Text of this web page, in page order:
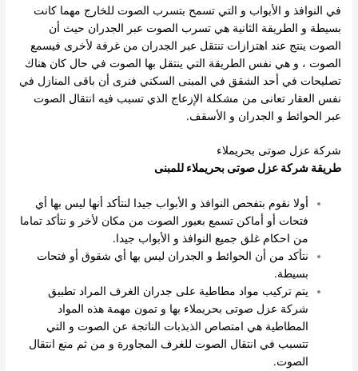
في النوافذ و الأبواب و التي تسمح بتسرب الصوت للخارج مهما كانت
بسيطة و الطريقة الثانية هي تسرب الصوت عبر الجدران حيث أن
الصوت ينتج عند اهتزازات تنتقل عبر الجدران من غرفة لأخرى فيسمع
الصوت ، و هي نفس الطريقة التي ينتقل بها الصوت في حال كان هناك
تصليحات في أحد الشقق في المبنى السكني فنرى أن باقى المنازل في
نفس العقار تعانى من مشكلة الإزعاج الذي تسبب فيه انتقال الصوت
عبر الحوائط و الجدران و الأسقف.
شركة عزل صوتى بحريملاء
طريقة شركة عزل صوتى بحريملاء للمبنى
أولا نقوم بتفحص النوافذ و الأبواب جيدا لنتأكد أنها ليس بها أي
فتحات أو أماكن تسمع بعبور الصوت من مكان لأخر و نتأكد تماما
من احكام غلق جميع النوافذ و الأبواب جيدا.
نتأكد من أن الحوائط و الجدران ليس بها أي شقوق أو فتحات
بسيطة.
يتم تركيب مواد مطاطية على جدران الغرف المراد تطبيق
شركة عزل صوتى بحريملاء بها و تمون مهمة هذه المواد
المطاطية هي امتصاص الذبذبات الناتجة عن الصوت و التي
تتسبب في انتقال الصوت للغرف المجاورة و من ثم منع انتقال
الصوت.